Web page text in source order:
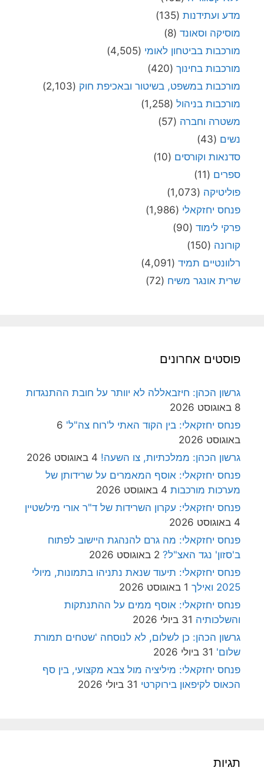
מדע ועתידנות (135)
מוסיקה וסאונד (8)
מורכבות בביטחון לאומי (4,505)
מורכבות בחינוך (420)
מורכבות במשפט, בשיטור ובאכיפת חוק (2,103)
מורכבות בניהול (1,258)
משטרה וחברה (57)
נשים (43)
סדנאות וקורסים (10)
ספרים (11)
פוליטיקה (1,073)
פנחס יחזקאלי (1,986)
פרקי לימוד (90)
קורונה (150)
רלוונטיים תמיד (4,091)
שרית אונגר משיח (72)
פוסטים אחרונים
גרשון הכהן: חיזבאללה לא יוותר על חובת ההתנגדות
8 באוגוסט 2026
פנחס יחזקאלי: בין הקוד האתי ל'רוח צה"ל' 6
באוגוסט 2026
גרשון הכהן: ממלכתיות, צו השעה! 4 באוגוסט 2026
פנחס יחזקאלי: אוסף המאמרים על שרידותן של
מערכות מורכבות 4 באוגוסט 2026
פנחס יחזקאלי: עקרון השרידות של ד"ר אורי מילשטיין
4 באוגוסט 2026
פנחס יחזקאלי: מה גרם להנהגת היישוב לפתוח
ב'סזון' נגד האצ"ל? 2 באוגוסט 2026
פנחס יחזקאלי: תיעוד שנאת נתניהו בתמונות, מיולי
2025 ואילך
1 באוגוסט 2026
פנחס יחזקאלי: אוסף ממים על ההתנתקות
והשלכותיה 31 ביולי 2026
גרשון הכהן: כן לשלום, לא לנוסחה 'שטחים תמורת
שלום' 31 ביולי 2026
פנחס יחזקאלי: מיליציה מול צבא מקצועי, בין סף
הכאוס לקיפאון בירוקרטי 31 ביולי 2026
תגיות